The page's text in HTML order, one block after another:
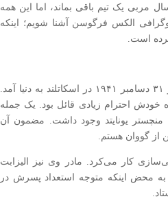
چنین فردی، مهارت‌های بسیاری داشت که توانست به مدت ۲۲ سال مربی یک تیم باقی بماند، اما این همه
الکس فرگوسن آشنا شویم؛ اینکه
است.
الکساندر چپمن فرگوسن که به سر الکس فرگوسن معروف است، در ۳۱ دسامبر ۱۹۴۱ در اسکاتلند به دنیا آمد.
خودش احترام زیادی قائل بود. یک جمله
منچستر یونایتد وجود داشت. مضمون آن
کار می‌کرد. مادر وی نیز الیزابت
محض اینکه متوجه استعداد پسرش در